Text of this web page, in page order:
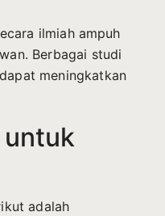
ilmiah ampuh
Berbagai studi
meningkatkan
untuk
adalah